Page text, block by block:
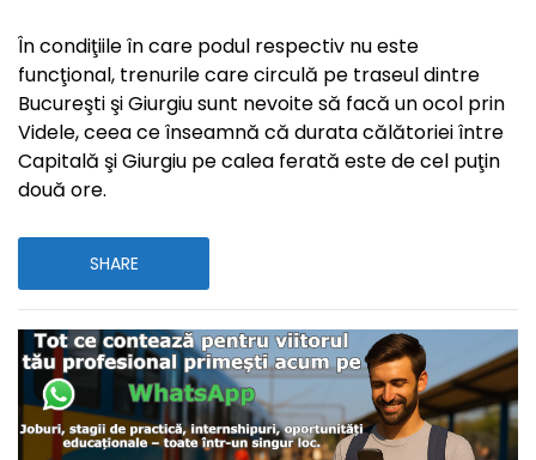
În condiţiile în care podul respectiv nu este
funcţional, trenurile care circulă pe traseul dintre
Bucureşti şi Giurgiu sunt nevoite să facă un ocol prin
Videle, ceea ce înseamnă că durata călătoriei între
Capitală şi Giurgiu pe calea ferată este de cel puţin
două ore.
SHARE